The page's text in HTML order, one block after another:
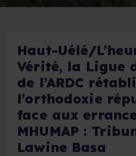
n
Haut-Uélé/
Vérité, la Ligue
de l’ARDC
l’orthodoxie
face aux
MHUMAP :
Lawine Basa